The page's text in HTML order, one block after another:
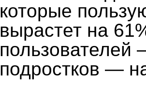
которые
вырастет на
пользователей
подростков —